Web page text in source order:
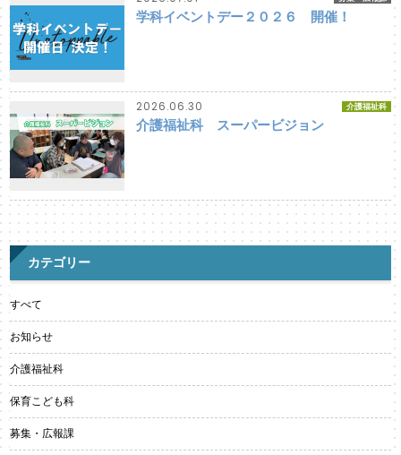
学科イベントデー２０２６ 開催！
2026.06.30 介護福祉科
介護福祉科 スーパービジョン
カテゴリー
すべて
お知らせ
介護福祉科
保育こども科
募集・広報課